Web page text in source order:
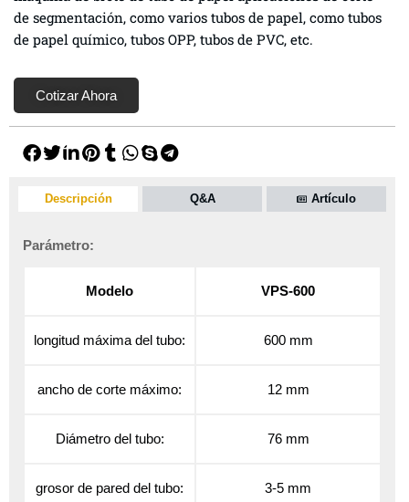
de segmentación, como varios tubos de papel, como tubos
de papel químico, tubos OPP, tubos de PVC, etc.
Cotizar Ahora
Descripción Q&A Artículo
Parámetro:
Modelo VPS-600
longitud máxima del tubo: 600 mm
ancho de corte máximo: 12 mm
Diámetro del tubo: 76 mm
grosor de pared del tubo: 3-5 mm